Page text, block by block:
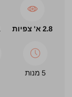
2.8 א' צפיות
5 מנות